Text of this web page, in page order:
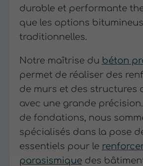
durable et performante
que les options
traditionnelles.
Notre maîtrise du béton
permet de réaliser des
de murs et des structures
avec une grande
de fondations, nous
spécialisés dans la pose
essentiels pour le
parasismiquedes